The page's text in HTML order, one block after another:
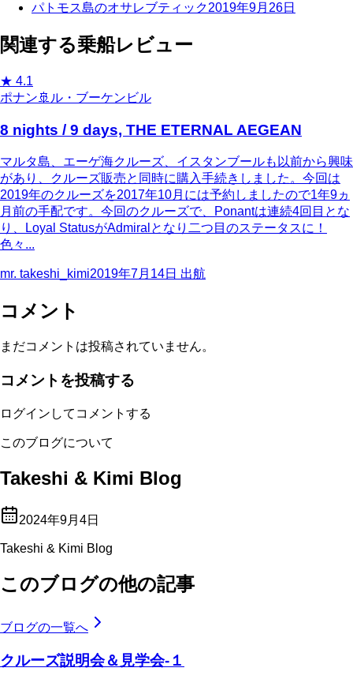
パトモス島のオサレブティック2019年9月26日
関連する乗船レビュー
★ 4.1
ポナン 🚢 ル・ブーケンビル
8 nights / 9 days, THE ETERNAL AEGEAN
マルタ島、エーゲ海クルーズ、イスタンブールも以前から興味
があり、クルーズ販売と同時に購入手続きしました。今回は
2019年のクルーズを2017年10月には予約しましたので1年9ヵ
月前の手配です。今回のクルーズで、Ponantは連続4回目とな
り、Loyal StatusがAdmiralとなり二つ目のステータスに！
色々...
mr. takeshi_kimi2019年7月14日 出航
コメント
まだコメントは投稿されていません。
コメントを投稿する
ログインしてコメントする
このブログについて
Takeshi & Kimi Blog
2024年9月4日
Takeshi & Kimi Blog
このブログの他の記事
ブログの一覧へ
クルーズ説明会＆見学会-１